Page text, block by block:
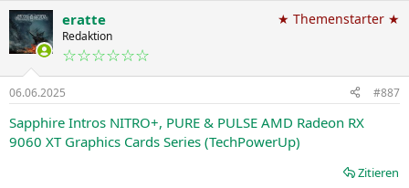
eratte
Redaktion
☆☆☆☆☆☆
★ Themenstarter ★
06.06.2025 #887
Sapphire Intros NITRO+, PURE & PULSE AMD Radeon RX
9060 XT Graphics Cards Series (TechPowerUp)
Zitieren